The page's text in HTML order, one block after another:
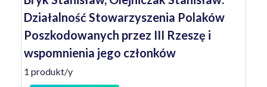
Działalność Stowarzyszenia Polaków
Poszkodowanych przez III Rzeszę i
wspomnienia jego członków
1 produkt/y